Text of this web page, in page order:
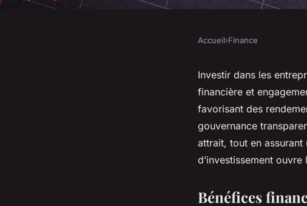
Les avantages
entreprises familiales
Accueil›Finance
Investir dans les
financière et
favorisant des
gouvernance
attrait, tout en
d’investissement
Bénéfices